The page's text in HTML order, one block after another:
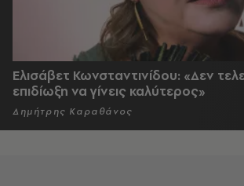
Ελισάβετ Κωνσταντινίδου: «Δεν
επιδίωξη να γίνεις καλύτερος»
Δημήτρης Καραθάνος